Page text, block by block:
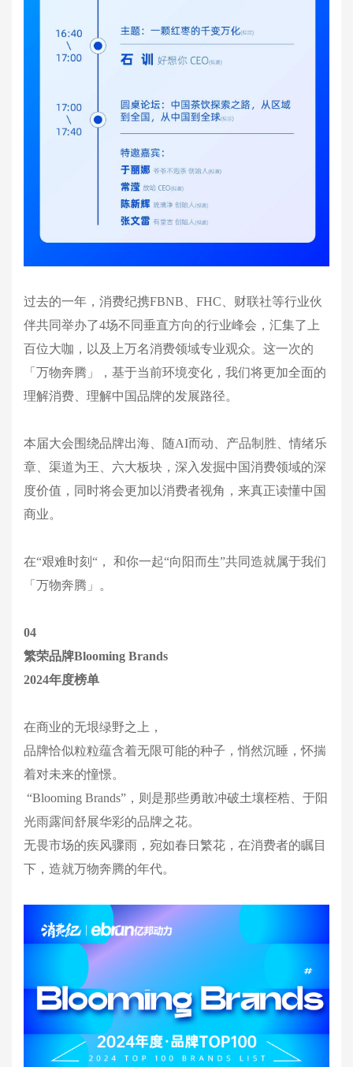
过去的一年，消费纪携FBNB、FHC、财联社等行业伙
伴共同举办了4场不同垂直方向的行业峰会，汇集了上
百位大咖，以及上万名消费领域专业观众。这一次的
「万物奔腾」，基于当前环境变化，我们将更加全面的
理解消费、理解中国品牌的发展路径。
本届大会围绕品牌出海、随AI而动、产品制胜、情绪乐
章、渠道为王、六大板块，深入发掘中国消费领域的深
度价值，同时将会更加以消费者视角，来真正读懂中国
商业。
在“艰难时刻“， 和你一起“向阳而生”共同造就属于我们
「万物奔腾」。
04
繁荣品牌Blooming Brands
2024年度榜单
在商业的无垠绿野之上，
品牌恰似粒粒蕴含着无限可能的种子，悄然沉睡，怀揣
着对未来的憧憬。
“Blooming Brands”，则是那些勇敢冲破土壤桎梏、于阳
光雨露间舒展华彩的品牌之花。
无畏市场的疾风骤雨，宛如春日繁花，在消费者的瞩目
下，造就万物奔腾的年代。